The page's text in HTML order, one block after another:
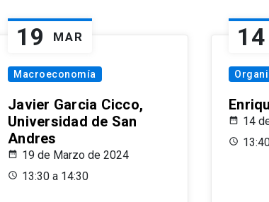
19 MAR
Macroeconomía
Javier Garcia Cicco,
Universidad de San
Andres
19 de Marzo de 2024
13:30 a 14:30
14
14